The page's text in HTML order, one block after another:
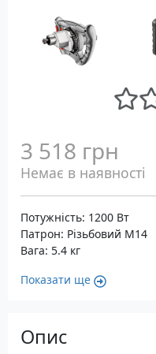
3 518 грн
Немає в наявності
Потужність: 1200 Вт
Патрон: Різьбовий М14
Вага: 5.4 кг
Показати ще
Опис